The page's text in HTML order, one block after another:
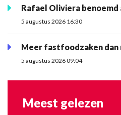
Rafael Oliviera benoemd
5 augustus 2026 16:30
Meer fastfoodzaken
5 augustus 2026 09:04
Meest gelezen